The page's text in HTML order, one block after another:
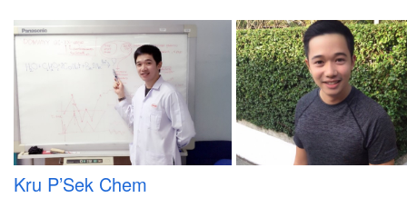
Kru P’Sek Chem